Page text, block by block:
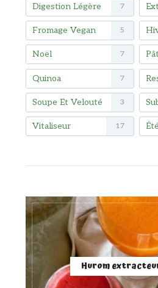
Digestion Légère 7
Fromage Vegan 5
Noël 7
Quinoa 7
Soupe Et Velouté 3
Vitaliseur 17 Été
Hurom